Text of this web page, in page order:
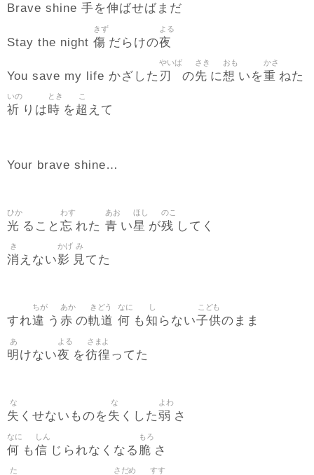
Brave shine 手を伸ばせばまだ
Stay the night 傷
きず
だらけの夜
よる
You save my life かざした 刃
やいば
の先
さき
に想
おも
いを重
かさ
ねた
祈
いの
りは時
とき
を超
こ
えて
Your brave shine…
光
ひか
ること 忘
わす
れた 青
あお
い星
ほし
が残
のこ
してく
消
き
えない影
かげ
見
み
てた
すれ違
ちが
う 赤
あか
の軌道
きどう
何
なに
も知
し
らない子供
こども
のまま
明
あ
けない夜
よる
を彷徨
さまよ
ってた
失
な
くせないものを失
な
くした弱
よわ
さ
何
なに
も信
しん
じられなくなる 脆
もろ
さ
た さだめ すす